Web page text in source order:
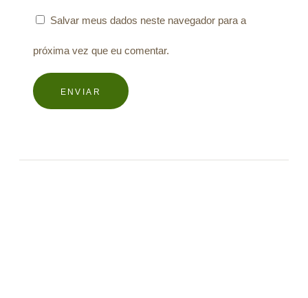
Salvar meus dados neste navegador para a
próxima vez que eu comentar.